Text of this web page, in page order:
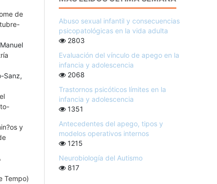
de
Sanz,
y
Tempo)
Abuso sexual infantil y consecuencias
psicopatológicas en la vida adulta
2803
Evaluación del vínculo de apego en la
infancia y adolescencia
2068
Trastornos psicóticos límites en la
infancia y adolescencia
1351
Antecedentes del apego, tipos y
modelos operativos internos
1215
Neurobiología del Autismo
817